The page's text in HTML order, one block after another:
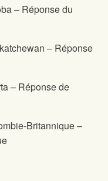
– Réponse du
– Réponse
– Réponse de
Britannique –